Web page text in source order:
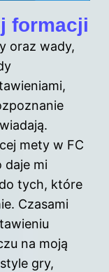
formacji
oraz wady,
mety w FC
daje mi
tych, które
Czasami
na moją
gry,